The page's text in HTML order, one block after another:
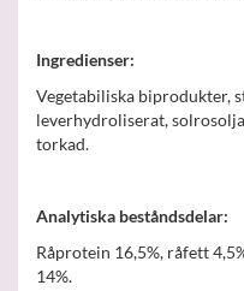
Ingredienser:
Vegetabiliska biprodukter,
leverhydroliserat,
torkad.
Analytiska beståndsdelar:
Råprotein 16,5%, råfett
14%.